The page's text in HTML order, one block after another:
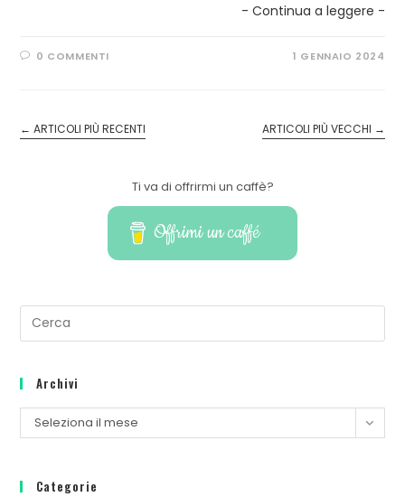
- Continua a leggere -
0 COMMENTI 1 GENNAIO 2024
← ARTICOLI PIÙ RECENTI ARTICOLI PIÙ VECCHI →
Ti va di offrirmi un caffè?
Offrimi un caffé
the
Archivi
Archivi
Seleziona il mese
Categorie